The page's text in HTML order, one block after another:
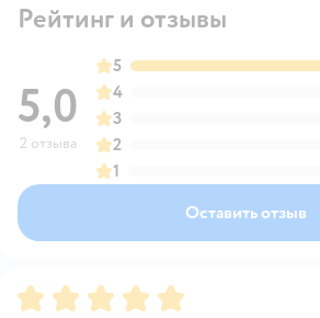
Рейтинг и отзывы
5,0
2 отзыва
5
4
3
2
1
Оставить отзыв
Рейтинг:5